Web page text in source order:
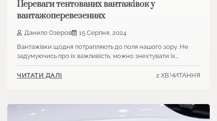
Переваги тентованих вантажівок у
вантажоперевезеннях
Данило Озеров
15 Серпня, 2024
Вантажівки щодня потрапляють до поля нашого зору. Не
задумуючись про їх важливість, можно знехтувати їх…
ЧИТАТИ ДАЛІ 2 ХВ.ЧИТАННЯ